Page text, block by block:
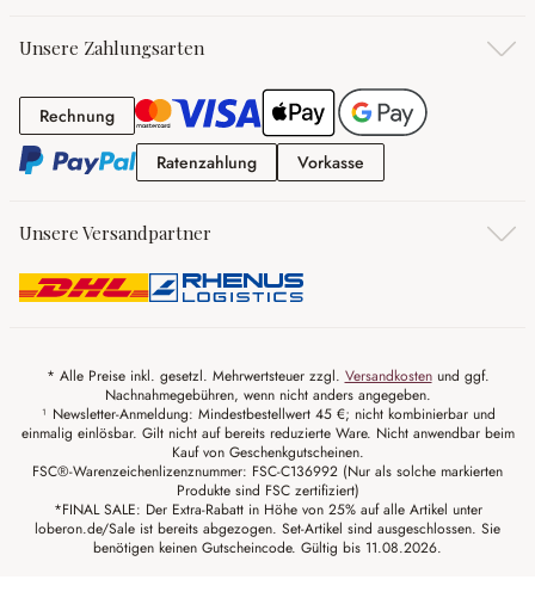
Unsere Zahlungsarten
RechnungRechnung
RatenzahlungRatenzahlung
Vorkasse
Unsere Versandpartner
* Alle Preise inkl. gesetzl. Mehrwertsteuer zzgl. Versandkostenund ggf.
Nachnahmegebühren, wenn nicht anders angegeben.
¹ Newsletter-Anmeldung: Mindestbestellwert 45 €; nicht kombinierbar und
einmalig einlösbar. Gilt nicht auf bereits reduzierte Ware. Nicht anwendbar beim
Kauf von Geschenkgutscheinen.
FSC®-Warenzeichenlizenznummer: FSC-C136992 (Nur als solche markierten
Produkte sind FSC zertifiziert)
*FINAL SALE: Der Extra-Rabatt in Höhe von 25% auf alle Artikel unter
loberon.de/Sale ist bereits abgezogen. Set-Artikel sind ausgeschlossen. Sie
benötigen keinen Gutscheincode. Gültig bis 11.08.2026.